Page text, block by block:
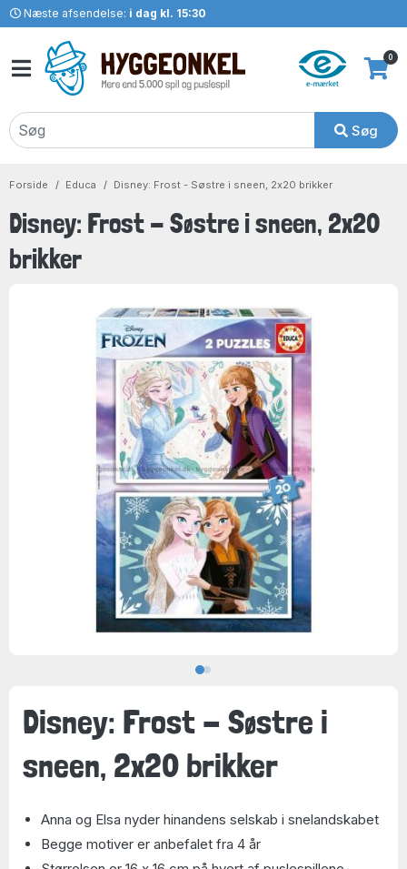
Næste afsendelse: i dag kl. 15:30
Søg
0
Forside Educa Disney: Frost - Søstre i sneen, 2x20 brikker
Disney: Frost - Søstre i sneen, 2x20
brikker
Disney: Frost - Søstre i
sneen, 2x20 brikker
Anna og Elsa nyder hinandens selskab i snelandskabet
Begge motiver er anbefalet fra 4 år